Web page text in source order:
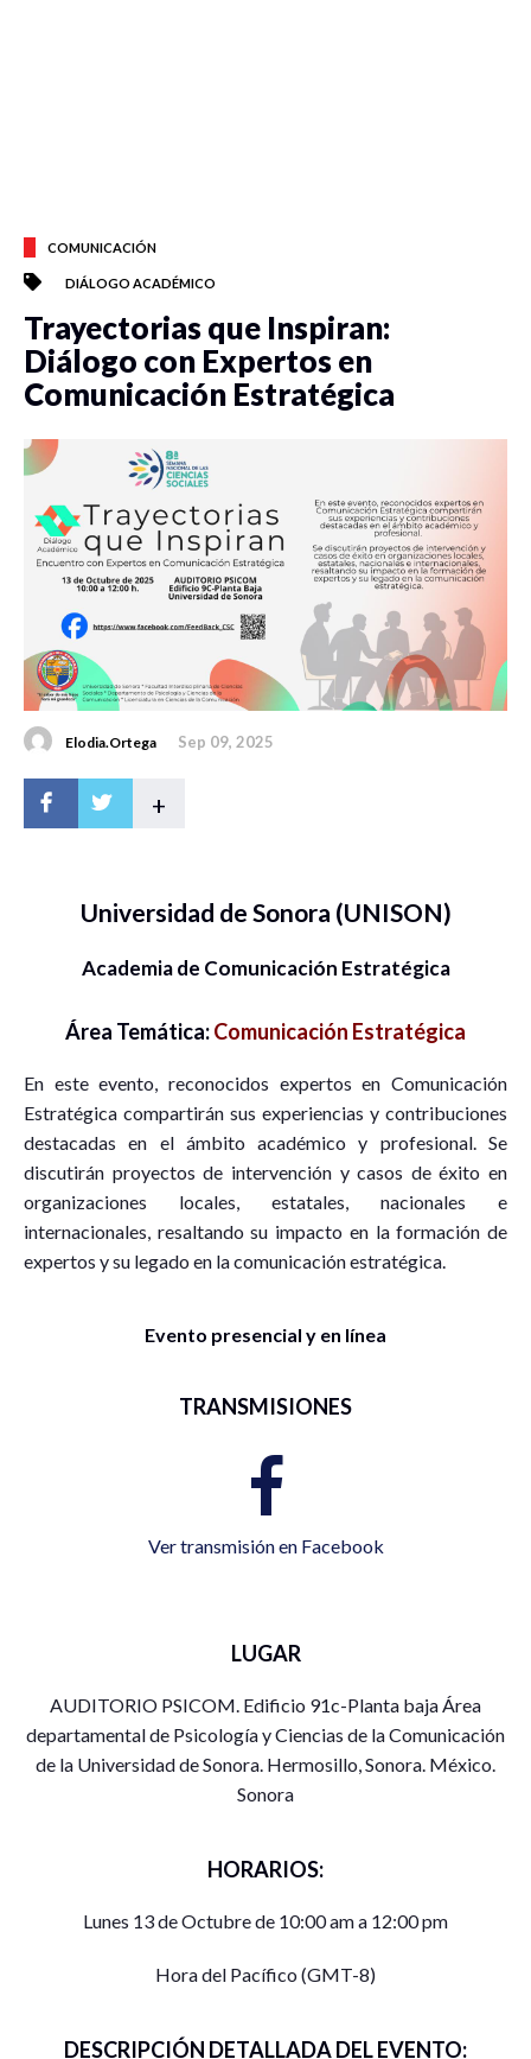
COMUNICACIÓN
DIÁLOGO ACADÉMICO
Trayectorias que Inspiran:
Diálogo con Expertos en
Comunicación Estratégica
Elodia.Ortega Sep 09, 2025
+
Universidad de Sonora (UNISON)
Academia de Comunicación Estratégica
Área Temática:Comunicación Estratégica
En este evento, reconocidos expertos en Comunicación
Estratégica compartirán sus experiencias y contribuciones
destacadas en el ámbito académico y profesional. Se
discutirán proyectos de intervención y casos de éxito en
organizaciones locales, estatales, nacionales e
internacionales, resaltando su impacto en la formación de
expertos y su legado en la comunicación estratégica.
Evento presencial y en línea
TRANSMISIONES
Ver transmisión en Facebook
LUGAR
AUDITORIO PSICOM. Edificio 91c-Planta baja Área
departamental de Psicología y Ciencias de la Comunicación
de la Universidad de Sonora. Hermosillo, Sonora. México.
Sonora
HORARIOS:
Lunes 13 de Octubre de 10:00 am a 12:00 pm
Hora del Pacífico (GMT-8)
DESCRIPCIÓN DETALLADA DEL EVENTO: